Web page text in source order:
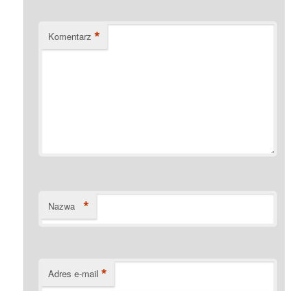
Komentarz *
Nazwa *
Adres e-mail *